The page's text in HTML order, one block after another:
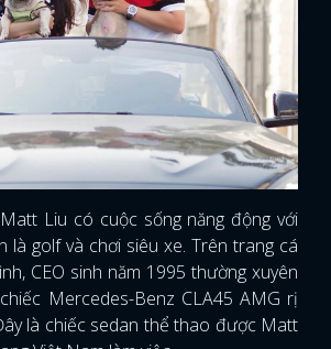
Liu có cuộc sống năng động với
là golf và chơi siêu xe. Trên trang cá
CEO sinh năm 1995 thường xuyên
Mercedes-Benz CLA45 AMG rị
là chiếc sedan thể thao được Matt